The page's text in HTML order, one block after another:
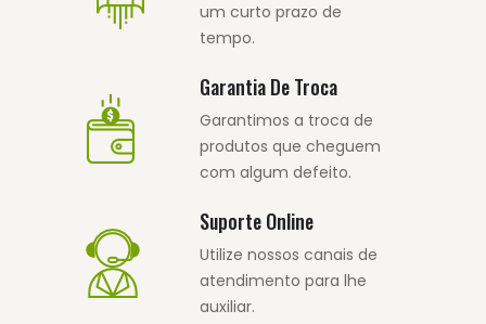
um curto prazo de
tempo.
Garantia De Troca
Garantimos a troca de
produtos que cheguem
com algum defeito.
Suporte Online
Utilize nossos canais de
atendimento para lhe
auxiliar.